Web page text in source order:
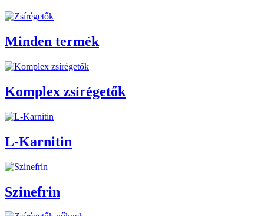
Minden termék
Komplex zsírégetők
L-Karnitin
Szinefrin